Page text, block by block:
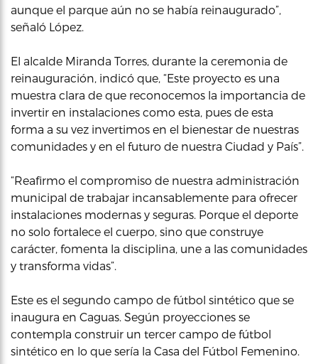
aunque el parque aún no se había reinaugurado”,
señaló López.
El alcalde Miranda Torres, durante la ceremonia de
reinauguración, indicó que, “Este proyecto es una
muestra clara de que reconocemos la importancia de
invertir en instalaciones como esta, pues de esta
forma a su vez invertimos en el bienestar de nuestras
comunidades y en el futuro de nuestra Ciudad y País”.
“Reafirmo el compromiso de nuestra administración
municipal de trabajar incansablemente para ofrecer
instalaciones modernas y seguras. Porque el deporte
no solo fortalece el cuerpo, sino que construye
carácter, fomenta la disciplina, une a las comunidades
y transforma vidas”.
Este es el segundo campo de fútbol sintético que se
inaugura en Caguas. Según proyecciones se
contempla construir un tercer campo de fútbol
sintético en lo que sería la Casa del Fútbol Femenino.